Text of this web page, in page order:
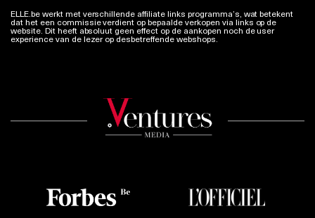
ELLE.be werkt met verschillende affiliate links programma’s, wat betekent
dat het een commissie verdient op bepaalde verkopen via links op de
website. Dit heeft absoluut geen effect op de aankopen noch de user
experience van de lezer op desbetreffende webshops.